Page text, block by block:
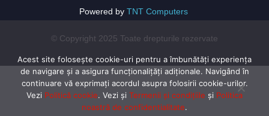
Powered by TNT Computers
© Copyright 2025 Toate drepturile rezervate
Acest site folosește cookie-uri pentru a îmbunătăți experiența
de navigare și a asigura funcționalițăți adiționale. Navigând în
continuare vă exprimaţi acordul asupra folosirii cookie-urilor.
Vezi Politică cookie. Vezi și Termenii și condițiile și Politica
noastră de confidentialitate.